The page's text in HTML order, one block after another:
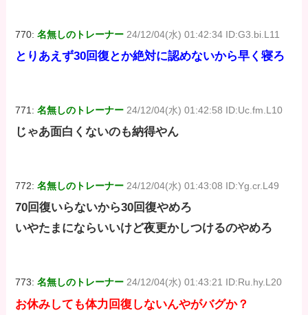
770:名無しのトレーナー 24/12/04(水) 01:42:34 ID:G3.bi.L11
とりあえず30回復とか絶対に認めないから早く寝ろ
771:名無しのトレーナー 24/12/04(水) 01:42:58 ID:Uc.fm.L10
じゃあ面白くないのも納得やん
772:名無しのトレーナー 24/12/04(水) 01:43:08 ID:Yg.cr.L49
70回復いらないから30回復やめろ
いやたまにならいいけど夜更かしつけるのやめろ
773:名無しのトレーナー 24/12/04(水) 01:43:21 ID:Ru.hy.L20
お休みしても体力回復しないんやがバグか？